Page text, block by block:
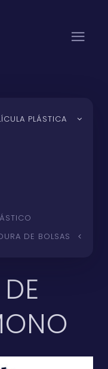
PLÁSTICA
DE BOLSAS